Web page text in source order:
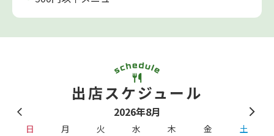
出店スケジュール
2026年8月
日 月 火 水 木 金
土